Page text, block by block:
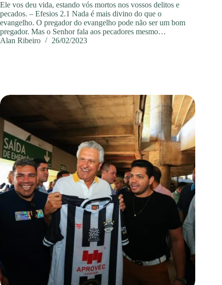
Ele vos deu vida, estando vós mortos nos vossos delitos e
pecados. – Efesios 2.1 Nada é mais divino do que o
evangelho. O pregador do evangelho pode não ser um bom
pregador. Mas o Senhor fala aos pecadores mesmo…
Alan Ribeiro
26/02/2023